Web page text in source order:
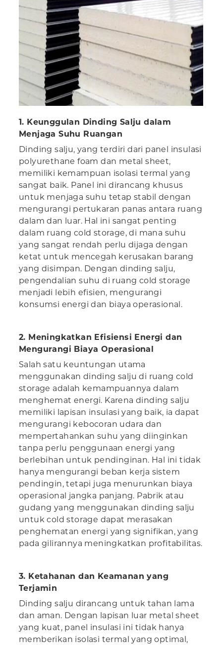
1. Keunggulan Dinding Salju dalam
Menjaga Suhu Ruangan
Dinding salju, yang terdiri dari panel insulasi
polyurethane foam dan metal sheet,
memiliki kemampuan isolasi termal yang
sangat baik. Panel ini dirancang khusus
untuk menjaga suhu tetap stabil dengan
mengurangi pertukaran panas antara ruang
dalam dan luar. Hal ini sangat penting
dalam ruang cold storage, di mana suhu
yang sangat rendah perlu dijaga dengan
ketat untuk mencegah kerusakan barang
yang disimpan. Dengan dinding salju,
pengendalian suhu di ruang cold storage
menjadi lebih efisien, mengurangi
konsumsi energi dan biaya operasional.
2. Meningkatkan Efisiensi Energi dan
Mengurangi Biaya Operasional
Salah satu keuntungan utama
menggunakan dinding salju di ruang cold
storage adalah kemampuannya dalam
menghemat energi. Karena dinding salju
memiliki lapisan insulasi yang baik, ia dapat
mengurangi kebocoran udara dan
mempertahankan suhu yang diinginkan
tanpa perlu penggunaan energi yang
berlebihan untuk pendinginan. Hal ini tidak
hanya mengurangi beban kerja sistem
pendingin, tetapi juga menurunkan biaya
operasional jangka panjang. Pabrik atau
gudang yang menggunakan dinding salju
untuk cold storage dapat merasakan
penghematan energi yang signifikan, yang
pada gilirannya meningkatkan profitabilitas.
3. Ketahanan dan Keamanan yang
Terjamin
Dinding salju dirancang untuk tahan lama
dan aman. Dengan lapisan luar metal sheet
yang kuat, panel insulasi ini tidak hanya
memberikan isolasi termal yang optimal,